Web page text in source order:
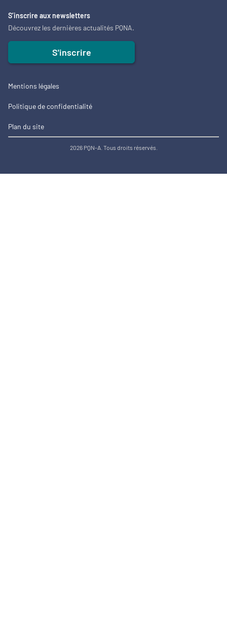
S’inscrire aux newsletters
Découvrez les dernières actualités PQNA.
S'inscrire
Mentions légales
Politique de confidentialité
Plan du site
2026 PQN-A. Tous droits réservés.